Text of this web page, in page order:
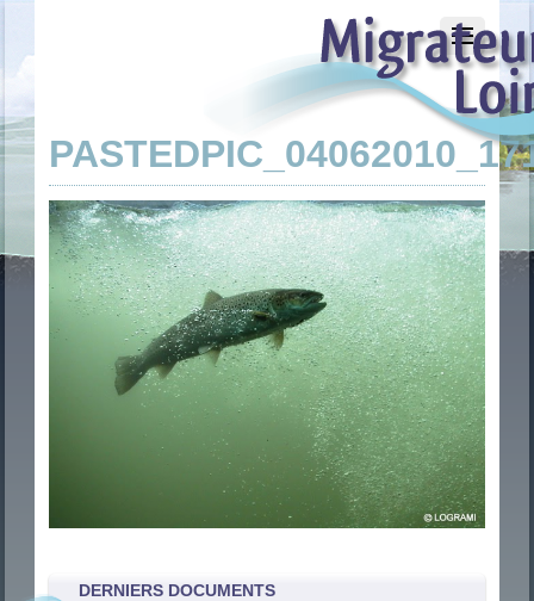
DERNIERS DOCUMENTS